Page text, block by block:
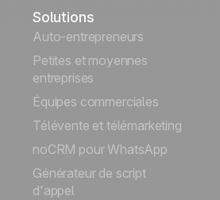
Solutions
Auto-entrepreneurs
Petites et moyennes
entreprises
Équipes commerciales
Télévente et télémarketing
noCRM pour WhatsApp
Générateur de script
d'appel